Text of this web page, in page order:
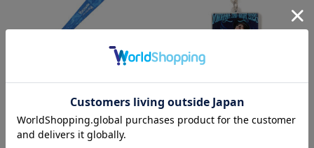
NEW
YOKOHAMA STAR☆NIGHT 2026/
ネックストラップ
NEW
YOKOHAMA STAR☆NIGHT 2026/